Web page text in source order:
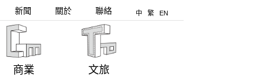
新聞 關於 聯絡 中 繁 EN
商業 文旅